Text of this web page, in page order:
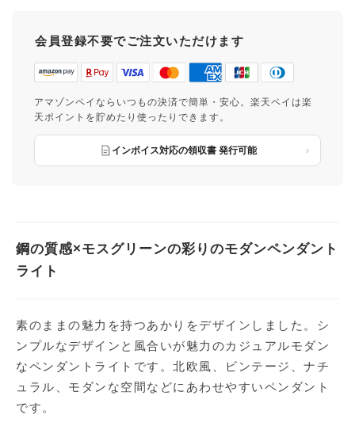
会員登録不要でご注文いただけます
アマゾンペイならいつもの決済で簡単・安心。楽天ペイは楽
天ポイントを貯めたり使ったりできます。
インボイス対応の領収書 発行可能
鋼の質感×モスグリーンの彩りのモダンペンダント
ライト
素のままの魅力を持つあかりをデザインしました。シ
ンプルなデザインと風合いが魅力のカジュアルモダン
なペンダントライトです。北欧風、ビンテージ、ナチ
ュラル、モダンな空間などにあわせやすいペンダント
です。